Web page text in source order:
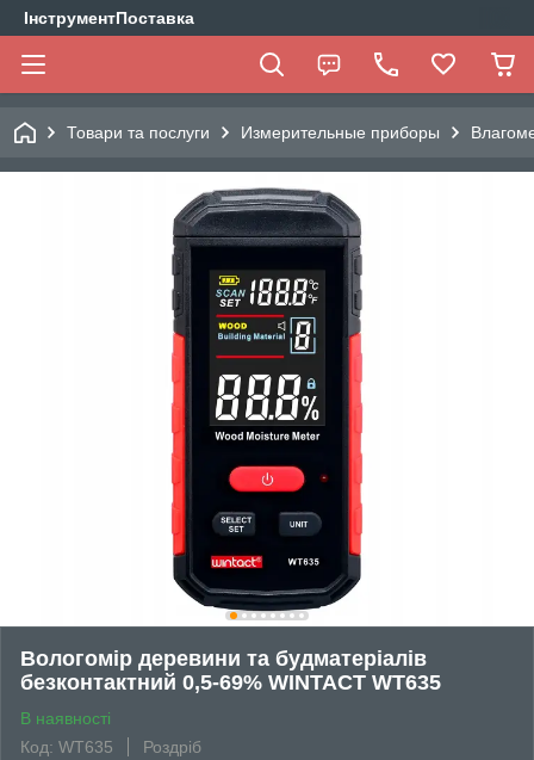
ІнструментПоставка
Товари та послуги Измерительные приборы
Вологомір деревини та будматеріалів
безконтактний 0,5-69% WINTACT WT635
В наявності
Код: WT635
Роздріб